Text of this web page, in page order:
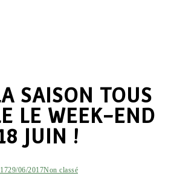
SAISON TOUS
LE WEEK-END
JUIN !
29/06/2017Non classé